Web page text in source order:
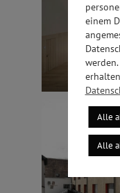
einem
Alle
Alle